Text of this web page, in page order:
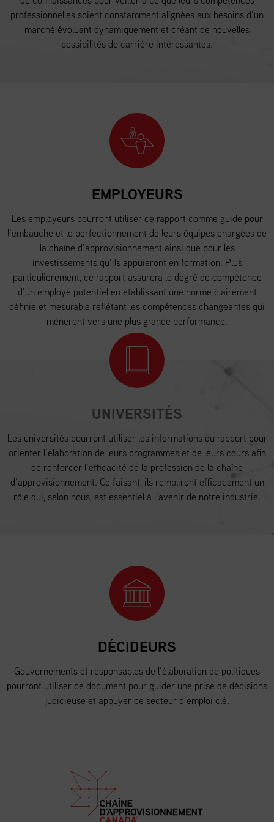
professionnelles soient constamment alignées aux besoins d’un
marché évoluant dynamiquement et créant de nouvelles
possibilités de carrière intéressantes.
EMPLOYEURS
Les employeurs pourront utiliser ce rapport comme guide pour
l’embauche et le perfectionnement de leurs équipes chargées de
la chaîne d’approvisionnement ainsi que pour les
investissements qu’ils appuieront en formation. Plus
particulièrement, ce rapport assurera le degré de compétence
d’un employé potentiel en établissant une norme clairement
définie et mesurable reflétant les compétences changeantes qui
mèneront vers une plus grande performance.
UNIVERSITÉS
Les universités pourront utiliser les informations du rapport pour
orienter l’élaboration de leurs programmes et de leurs cours afin
de renforcer l’efficacité de la profession de la chaîne
d’approvisionnement. Ce faisant, ils rempliront efficacement un
rôle qui, selon nous, est essentiel à l’avenir de notre industrie.
DÉCIDEURS
Gouvernements et responsables de l’élaboration de politiques
pourront utiliser ce document pour guider une prise de décisions
judicieuse et appuyer ce secteur d’emploi clé.